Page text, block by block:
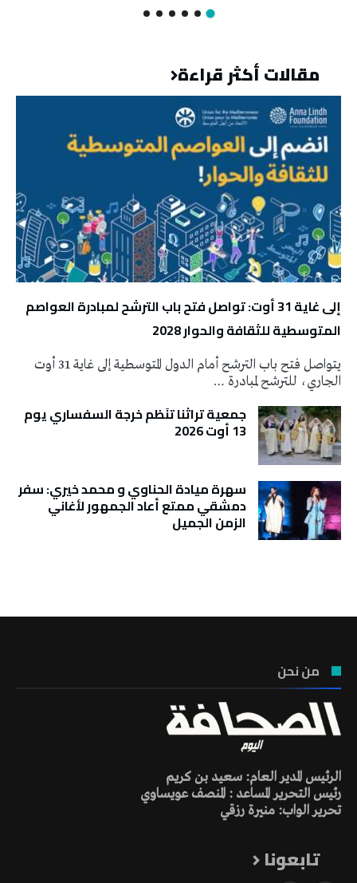
مقالات أكثر قراءة
إلى غاية 31 أوت: تواصل فتح باب الترشح لمبادرة العواصم
المتوسطية للثقافة والحوار 2028
يتواصل فتح باب الترشح أمام الدول المتوسطية إلى غاية 31 أوت
الجاري، للترشح لمبادرة …
جمعية تراثنا تنَظم خرجة السفساري يوم
13 أوت 2026
سهرة ميادة الحناوي و محمد خيري: سفر
دمشقي ممتع أعاد الجمهور لأغاني
الزمن الجميل
من نحن
الرئيس المدير العام: سعيد بن كريم
رئيس التحرير المساعد : المنصف عويساوي
تحرير الواب: منيرة رزقي
تابعونا